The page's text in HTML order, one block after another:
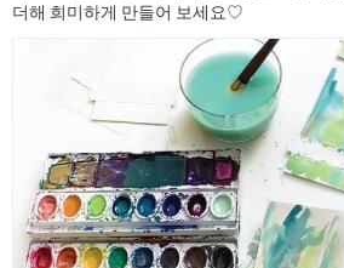
더해 희미하게 만들어 보세요♡